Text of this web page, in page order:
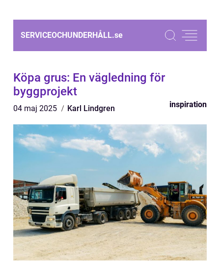
SERVICEOCHUNDERHÅLL.se
Köpa grus: En vägledning för
byggprojekt
04 maj 2025 Karl Lindgren inspiration